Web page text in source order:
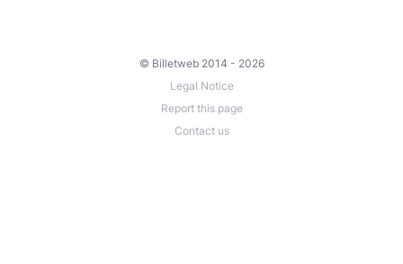
© Billetweb 2014 - 2026
Legal Notice
Report this page
Contact us